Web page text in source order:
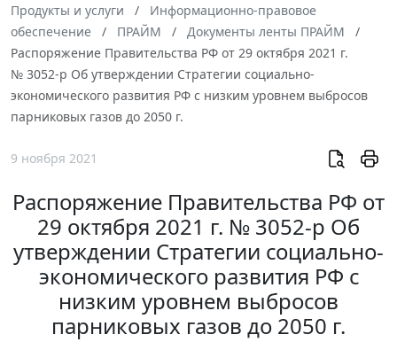
Продукты и услуги
Информационно-правовое
обеспечение
ПРАЙМ
Документы ленты ПРАЙМ
Распоряжение Правительства РФ от 29 октября 2021 г.
№ 3052-р Об утверждении Стратегии социально-
экономического развития РФ с низким уровнем выбросов
парниковых газов до 2050 г.
9 ноября 2021
Распоряжение Правительства РФ от
29 октября 2021 г. № 3052-р Об
утверждении Стратегии социально-
экономического развития РФ с
низким уровнем выбросов
парниковых газов до 2050 г.